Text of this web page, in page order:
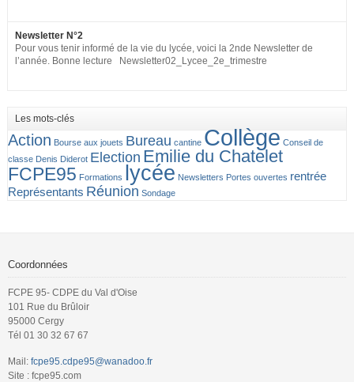
Newsletter N°2
Pour vous tenir informé de la vie du lycée, voici la 2nde Newsletter de
l’année. Bonne lecture Newsletter02_Lycee_2e_trimestre
Les mots-clés
Action Bourse aux jouets Bureau cantine Collège Conseil de
classe Denis Diderot Election Emilie du Chatelet
FCPE95 Formations lycée Newsletters Portes ouvertes rentrée
Représentants Réunion Sondage
Coordonnées
FCPE 95- CDPE du Val d'Oise
101 Rue du Brûloir
95000 Cergy
Tél 01 30 32 67 67
Mail: fcpe95.cdpe95@wanadoo.fr
Site : fcpe95.com